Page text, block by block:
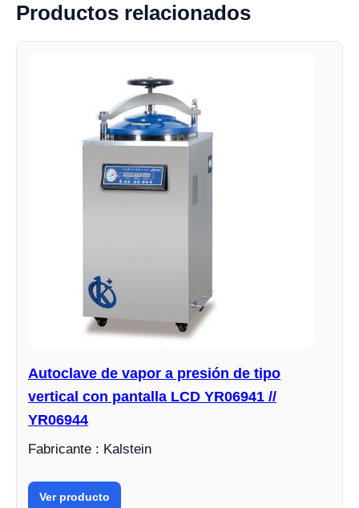
Productos relacionados
Autoclave de vapor a presión de tipo
vertical con pantalla LCD YR06941 //
YR06944
Fabricante : Kalstein
Ver producto